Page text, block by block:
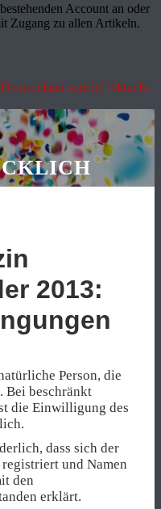
Account an oder
Zugang zu allen Artikeln.
spricht"Aktuelle
2013:
Person, die
Bei beschränkt
die Einwilligung des
dass sich der
und Namen
den
erklärt.